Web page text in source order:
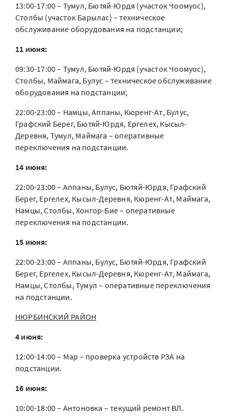
13:00-17:00 – Тумул, Бютяй-Юрдя (участок Чоомуос),
Столбы (участок Барылас) – техническое
обслуживание оборудования на подстанции;
11 июня:
09:30-17:00 – Тумул, Бютяй-Юрдя (участок Чоомуос),
Столбы, Маймага, Булус – техническое обслуживание
оборудования на подстанции;
22:00-23:00 – Намцы, Аппаны, Кюренг-Ат, Булус,
Графский Берег, Бютяй-Юрдя, Ергелех, Кысыл-
Деревня, Тумул, Маймага – оперативные
переключения на подстанции.
14 июня:
22:00-23:00 – Аппаны, Булус, Бютяй-Юрдя, Графский
Берег, Ергелех, Кысыл-Деревня, Кюренг-Ат, Маймага,
Намцы, Столбы, Хонгор-Бие – оперативные
переключения на подстанции.
15 июня:
22:00-23:00 – Аппаны, Булус, Бютяй-Юрдя, Графский
Берег, Ергелех, Кысыл-Деревня, Кюренг-Ат, Маймага,
Намцы, Столбы, Тумул – оперативные переключения
на подстанции.
НЮРБИНСКИЙ РАЙОН
4 июня:
12:00-14:00 – Мар – проверка устройств РЗА на
подстанции.
16 июня:
10:00-18:00 – Антоновка – текущий ремонт ВЛ.